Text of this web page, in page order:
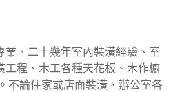
業、二十幾年室內裝潢經驗、室
工程、木工各種天花板、木作櫥
不論住家或店面裝潢、辦公室各